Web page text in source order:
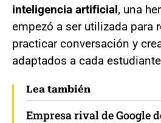
inteligencia artificial, una
empezó a ser utilizada para
practicar conversación y
adaptados a cada
Lea también
Empresa rival de Google